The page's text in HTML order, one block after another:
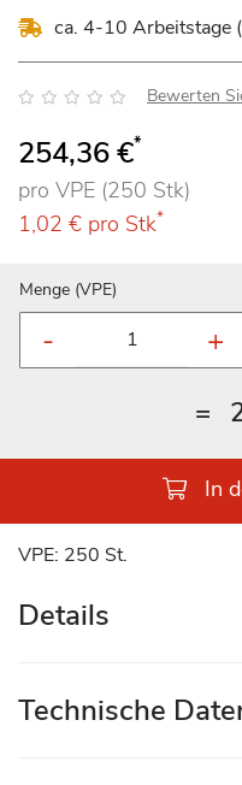
ca. 4-10 Arbeitstage
Bewertung: Bewerten
254,36 €*
pro VPE (250 Stk)
1,02 € pro Stk*
Menge (VPE)
=
In
VPE: 250 St.
Details
Technische